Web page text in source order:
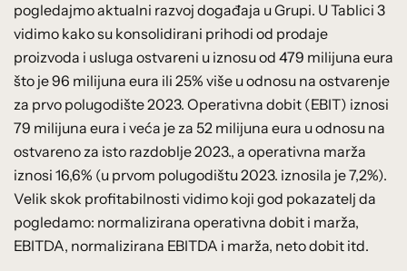
pogledajmo aktualni razvoj događaja u Grupi. U Tablici 3
vidimo kako su konsolidirani prihodi od prodaje
proizvoda i usluga ostvareni u iznosu od 479 milijuna eura
što je 96 milijuna eura ili 25% više u odnosu na ostvarenje
za prvo polugodište 2023. Operativna dobit (EBIT) iznosi
79 milijuna eura i veća je za 52 milijuna eura u odnosu na
ostvareno za isto razdoblje 2023., a operativna marža
iznosi 16,6% (u prvom polugodištu 2023. iznosila je 7,2%).
Velik skok profitabilnosti vidimo koji god pokazatelj da
pogledamo: normalizirana operativna dobit i marža,
EBITDA, normalizirana EBITDA i marža, neto dobit itd.